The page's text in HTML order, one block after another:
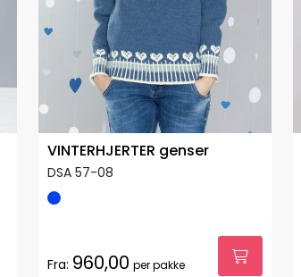
VINTERHJERTER genser
DSA 57-08
Fra: 960,00 per pakke